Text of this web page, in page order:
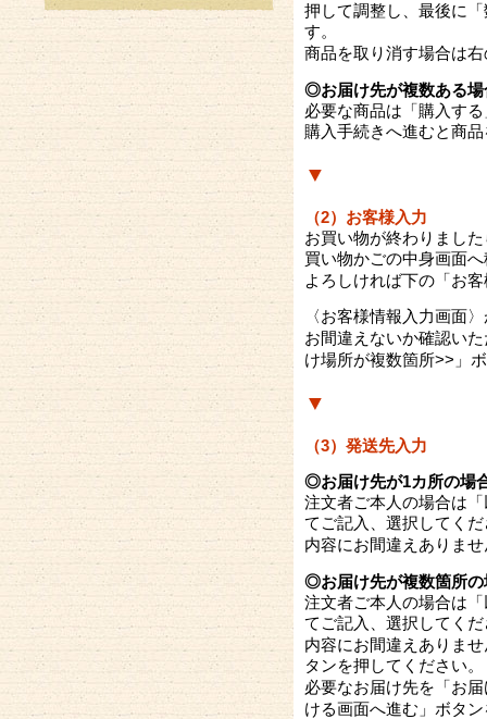
押して調整し、最後に
す。
商品を取り消す場合は
◎お届け先が複数ある場
必要な商品は「 購入する
購入手続きへ進むと商
▼
（2）お客様入力
お買い物が終わりまし
買い物かごの中身画面
よろしければ下の 「お
〈お客様情報入力画面
お間違えないか確認い
け場所が複数箇所>>」
▼
（3）発送先入力
◎お届け先が1カ所の場
注文者ご本人の場合は
てご記入、選択してく
内容にお間違えありま
◎お届け先が複数箇所の
注文者ご本人の場合は
てご記入、選択してく
内容にお間違えありま
タンを押してください。
必要なお届け先を「お
ける画面へ進む」 ボタ